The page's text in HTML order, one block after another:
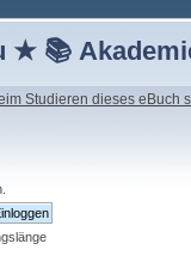
★ 📚
Studieren dieses eBuch
.